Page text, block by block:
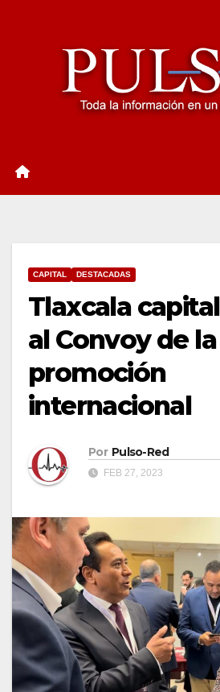
CAPITAL DESTACADAS
Tlaxcala
al Convoy de la
promoción
internacional
Por Pulso-Red
FEB 27, 2023